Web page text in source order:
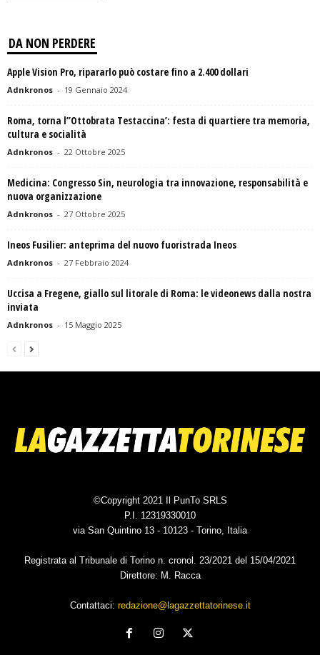
DA NON PERDERE
Apple Vision Pro, ripararlo può costare fino a 2.400 dollari
Adnkronos - 19 Gennaio 2024
Roma, torna l’’Ottobrata Testaccina’: festa di quartiere tra memoria,
cultura e socialità
Adnkronos - 22 Ottobre 2025
Medicina: Congresso Sin, neurologia tra innovazione, responsabilità e
nuova organizzazione
Adnkronos - 27 Ottobre 2025
Ineos Fusilier: anteprima del nuovo fuoristrada Ineos
Adnkronos - 27 Febbraio 2024
Uccisa a Fregene, giallo sul litorale di Roma: le videonews dalla nostra
inviata
Adnkronos - 15 Maggio 2025
©Copyright 2021 Il PunTo SRLS
P.I. 12319330010
via San Quintino 13 - 10123 - Torino, Italia
Registrata al Tribunale di Torino n. cronol. 23/2021 del 15/04/2021
Direttore: M. Racca
Contattaci: redazione@lagazzettatorinese.it